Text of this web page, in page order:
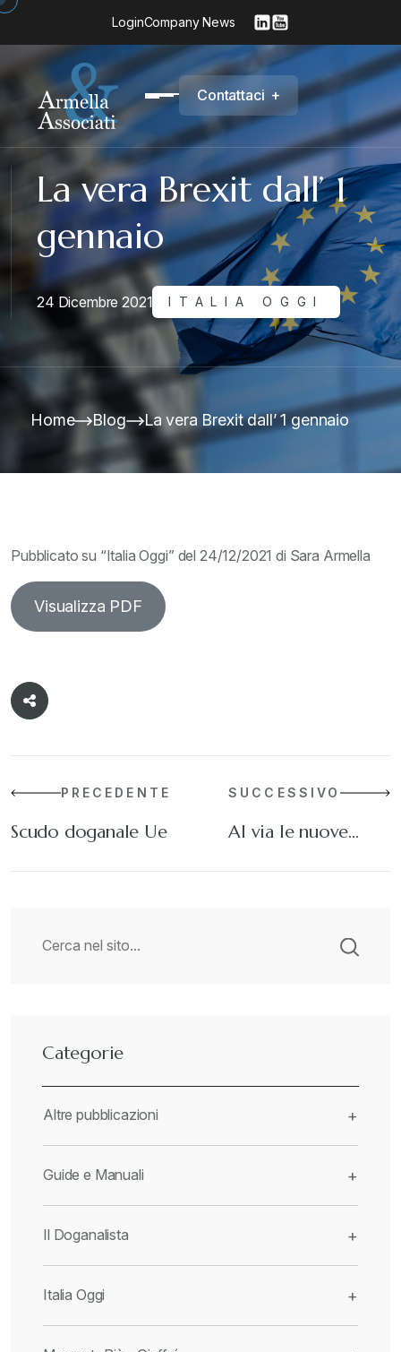
LoginCompany News
Contattaci +
La vera Brexit dall’ 1
gennaio
24 Dicembre 2021 ITALIA OGGI
Home Blog La vera Brexit dall’ 1 gennaio
Pubblicato su “Italia Oggi” del 24/12/2021 di Sara Armella
Visualizza PDF
PRECEDENTE
Scudo doganale Ue
SUCCESSIVO
Al via le nuove…
Categorie
Altre pubblicazioni +
Guide e Manuali +
Il Doganalista +
Italia Oggi +